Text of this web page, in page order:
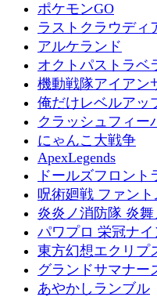
ポケモンGO
ラストクラウディ
アルケランド
オクトパストラベ
機動戦隊アイアン
俺だけレベルアッ
クラッシュフィー
にゃんこ大戦争
ApexLegends
ドールズフロント
呪術廻戦 ファン
炎炎ノ消防隊 炎
パワプロ 栄冠ナ
東方幻想エクリプ
グランドサマナー
あやかしランブル